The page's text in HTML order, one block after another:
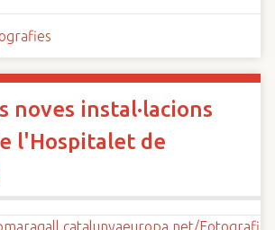
noves instal·lacions
l'Hospitalet de